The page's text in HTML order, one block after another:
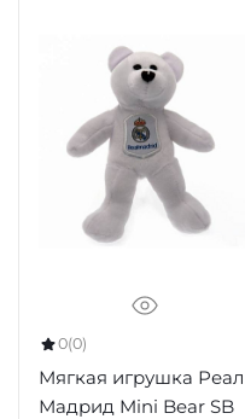
0(0)
Мягкая игрушка Реал
Мадрид Mini Bear SB